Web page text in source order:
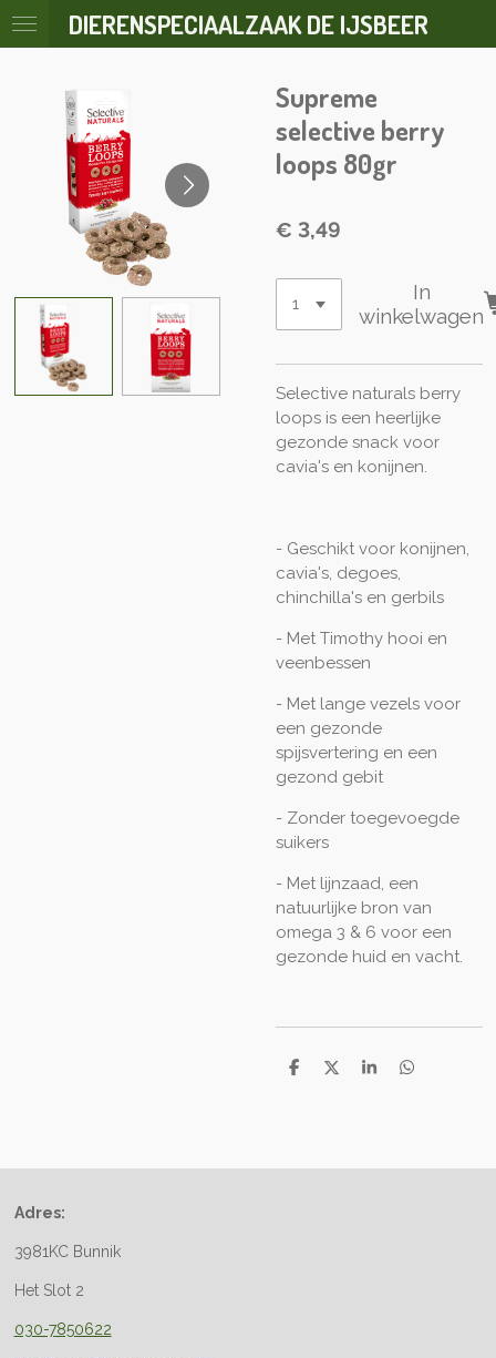
Ga
direct
hoofdinhoud
DIERENSPECIAALZAAK DE IJSBEER
Supreme
selective berry
loops 80gr
€ 3,49
In
winkelwagen
Selective naturals berry
loops is een heerlijke
gezonde snack voor
cavia's en konijnen.
- Geschikt voor konijnen,
cavia's, degoes,
chinchilla's en gerbils
- Met Timothy hooi en
veenbessen
- Met lange vezels voor
een gezonde
spijsvertering en een
gezond gebit
- Zonder toegevoegde
suikers
- Met lijnzaad, een
natuurlijke bron van
omega 3 & 6 voor een
gezonde huid en vacht.
D
D
S
D
Adres:
3981KC Bunnik
Het Slot 2
030-7850622